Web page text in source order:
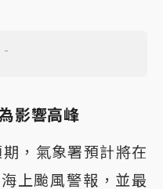
影響高峰
，氣象署預計將在
上颱風警報，並最